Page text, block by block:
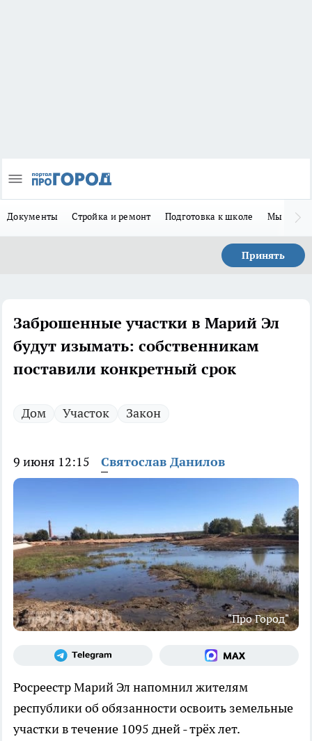
Документы Стройка и ремонт Подготовка к школе Мы в MAX
Принять
Заброшенные участки в Марий Эл
будут изымать: собственникам
поставили конкретный срок
Дом Участок Закон
9 июня 12:15 Святослав Данилов
"Про Город"
Росреестр Марий Эл напомнил жителям
республики об обязанности освоить земельные
участки в течение 1095 дней - трёх лет.